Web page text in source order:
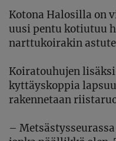
Kotona Halosilla on
uusi pentu kotiutuu
narttukoirakin
Koiratouhujen
kyttäyskoppia
rakennetaan
–